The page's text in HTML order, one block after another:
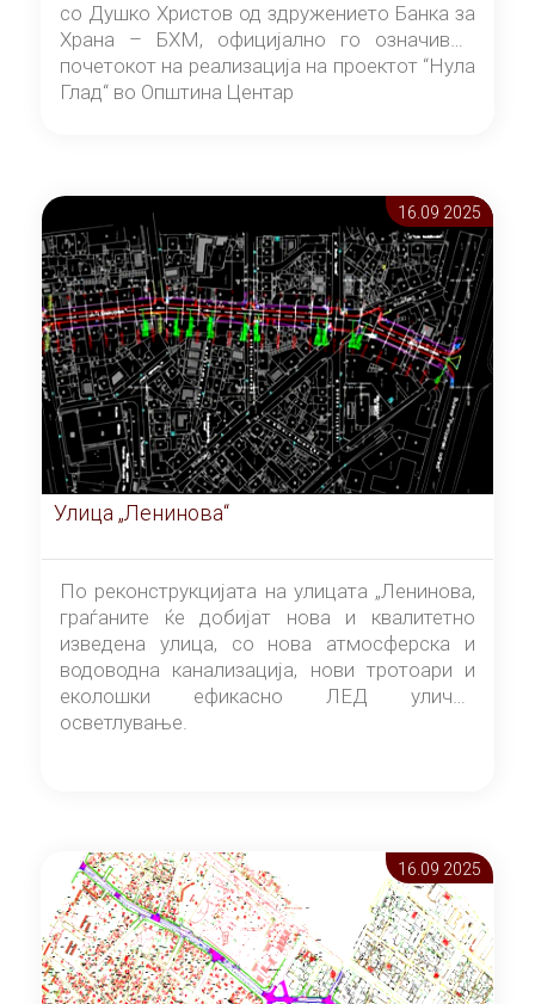
со Душко Христов од здружението Банка за
Храна – БХМ, официјално го означивме
почетокот на реализација на проектот “Нула
Глад“ во Општина Центар
16.09 2025
Улица „Ленинова“
По реконструкцијата на улицата „Ленинова,
граѓаните ќе добијат нова и квалитетно
изведена улица, со нова атмосферска и
водоводна канализација, нови тротоари и
еколошки ефикасно ЛЕД улично
осветлување.
16.09 2025